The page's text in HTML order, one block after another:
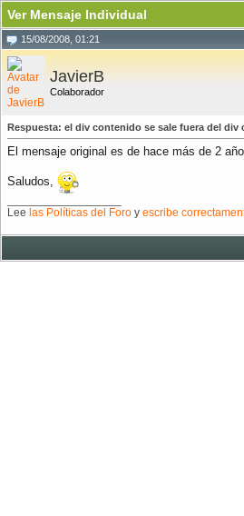
Ver Mensaje Individual
15/08/2008, 01:21
JavierB
Colaborador
Respuesta: el div contenido se sale fuera del div
El mensaje original es de hace más de 2
Saludos,
Lee las Políticas del Foro y escribe